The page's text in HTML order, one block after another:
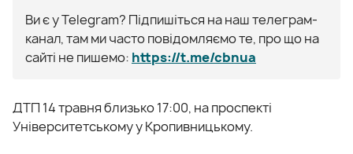
Ви є у Telegram? Підпишіться на наш телеграм-
канал, там ми часто повідомляємо те, про що на
сайті не пишемо: https://t.me/cbnua
ДТП 14 травня близько 17:00, на проспекті
Університетському у Кропивницькому.